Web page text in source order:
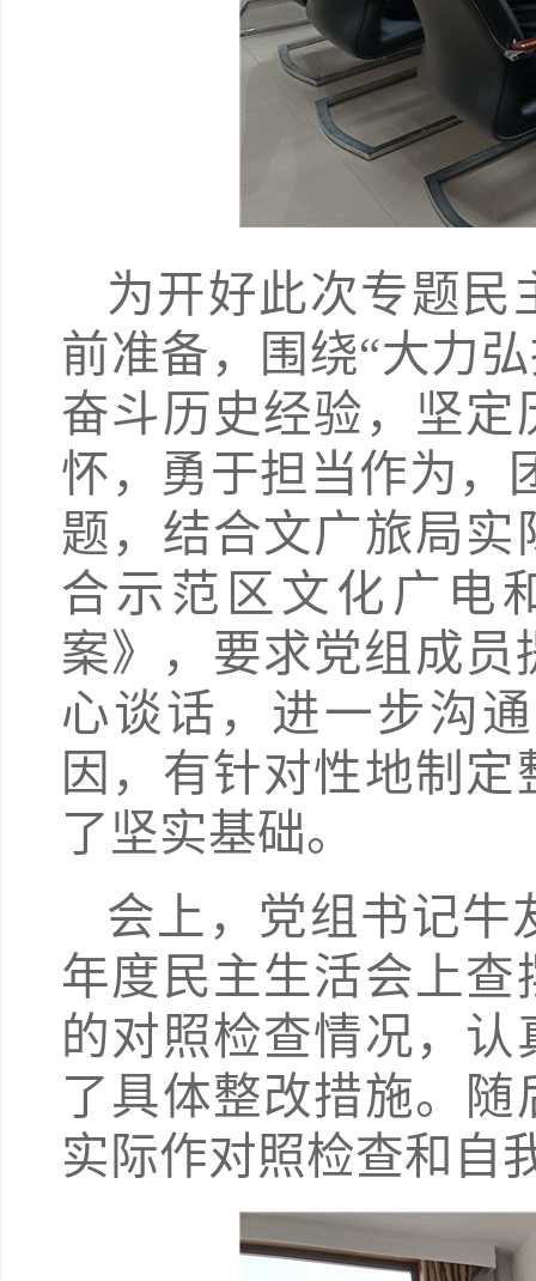
为开好此次专题民
前准备，围绕“大力
奋斗历史经验，坚
怀，勇于担当作为，
题，结合文广旅局
合示范区文化广电
案》，要求党组成
心谈话，进一步沟
因，有针对性地制
了坚实基础。
会上，党组书记牛
年度民主生活会上
的对照检查情况，
了具体整改措施。
实际作对照检查和自